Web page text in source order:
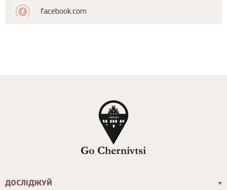
facebook.com
ДОСЛІДЖУЙ